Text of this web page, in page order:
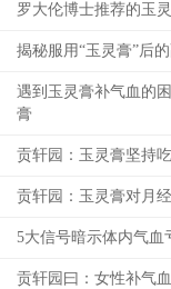
罗大伦博士推荐的玉
揭秘服用“玉灵膏”后
遇到玉灵膏补气血的
膏
贡轩园：玉灵膏坚持
贡轩园：玉灵膏对月
5大信号暗示体内气血
贡轩园曰：女性补气